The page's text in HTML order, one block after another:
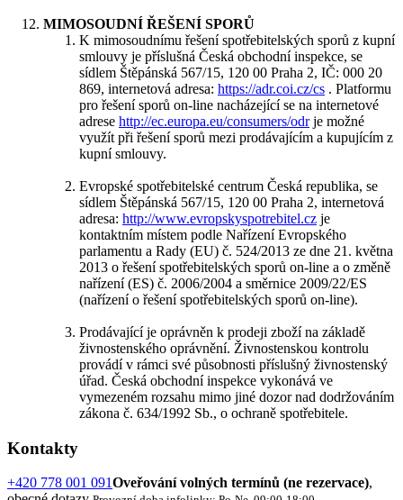
MIMOSOUDNÍ ŘEŠENÍ SPORŮ
K mimosoudnímu řešení spotřebitelských sporů z kupní
smlouvy je příslušná Česká obchodní inspekce, se
sídlem Štěpánská 567/15, 120 00 Praha 2, IČ: 000 20
869, internetová adresa: https://adr.coi.cz/cs . Platformu
pro řešení sporů on-line nacházející se na internetové
adrese http://ec.europa.eu/consumers/odrje možné
využít při řešení sporů mezi prodávajícím a kupujícím z
kupní smlouvy.
Evropské spotřebitelské centrum Česká republika, se
sídlem Štěpánská 567/15, 120 00 Praha 2, internetová
adresa: http://www.evropskyspotrebitel.cz je
kontaktním místem podle Nařízení Evropského
parlamentu a Rady (EU) č. 524/2013 ze dne 21. května
2013 o řešení spotřebitelských sporů on-line a o změně
nařízení (ES) č. 2006/2004 a směrnice 2009/22/ES
(nařízení o řešení spotřebitelských sporů on-line).
Prodávající je oprávněn k prodeji zboží na základě
živnostenského oprávnění. Živnostenskou kontrolu
provádí v rámci své působnosti příslušný živnostenský
úřad. Česká obchodní inspekce vykonává ve
vymezeném rozsahu mimo jiné dozor nad dodržováním
zákona č. 634/1992 Sb., o ochraně spotřebitele.
Kontakty
+420 778 001 091Oveřování volných termínů (ne rezervace),